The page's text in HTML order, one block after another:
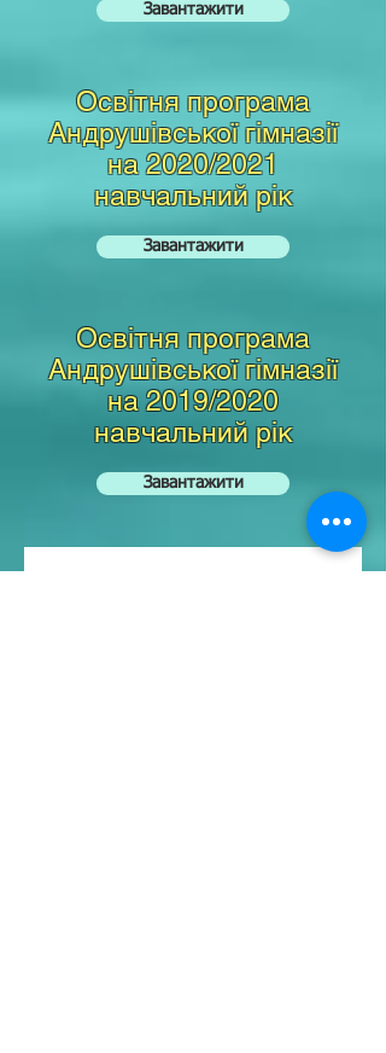
Завантажити
Освітня програма
Андрушівської гімназії
на 2020/2021
навчальний рік
Завантажити
Освітня програма
Андрушівської гімназії
на 2019/2020
навчальний рік
Завантажити